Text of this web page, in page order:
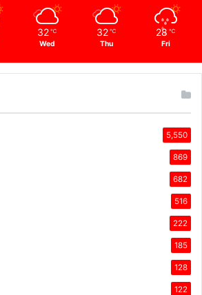
32 ℃
Wed
32 ℃
Thu
28 ℃
Fri
5,550
869
682
516
222
185
128
122